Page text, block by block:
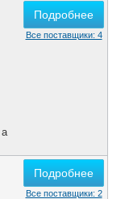
Подробнее
Все поставщики: 4
Подробнее
Все поставщики: 2